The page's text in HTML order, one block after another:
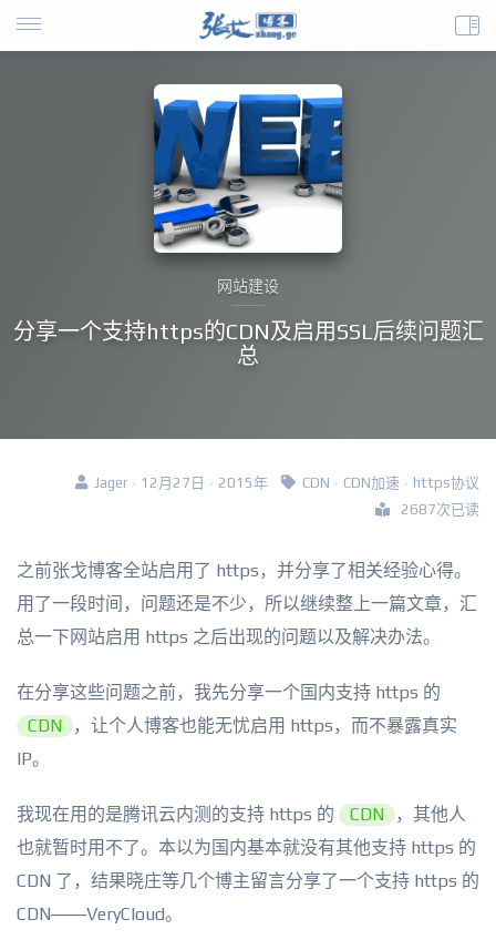
网站建设
分享一个支持https的CDN及启用SSL后续问题汇
总
Jager · 12月27日 · 2015年 CDN · CDN加速 · https协议
2687次已读
之前张戈博客全站启用了 https，并分享了相关经验心得。
用了一段时间，问题还是不少，所以继续整上一篇文章，汇
总一下网站启用 https 之后出现的问题以及解决办法。
在分享这些问题之前，我先分享一个国内支持 https 的
CDN
，让个人博客也能无忧启用 https，而不暴露真实
IP。
我现在用的是腾讯云内测的支持 https 的 CDN
，其他人
也就暂时用不了。本以为国内基本就没有其他支持 https 的
CDN 了，结果晓庄等几个博主留言分享了一个支持 https 的
CDN——VeryCloud。